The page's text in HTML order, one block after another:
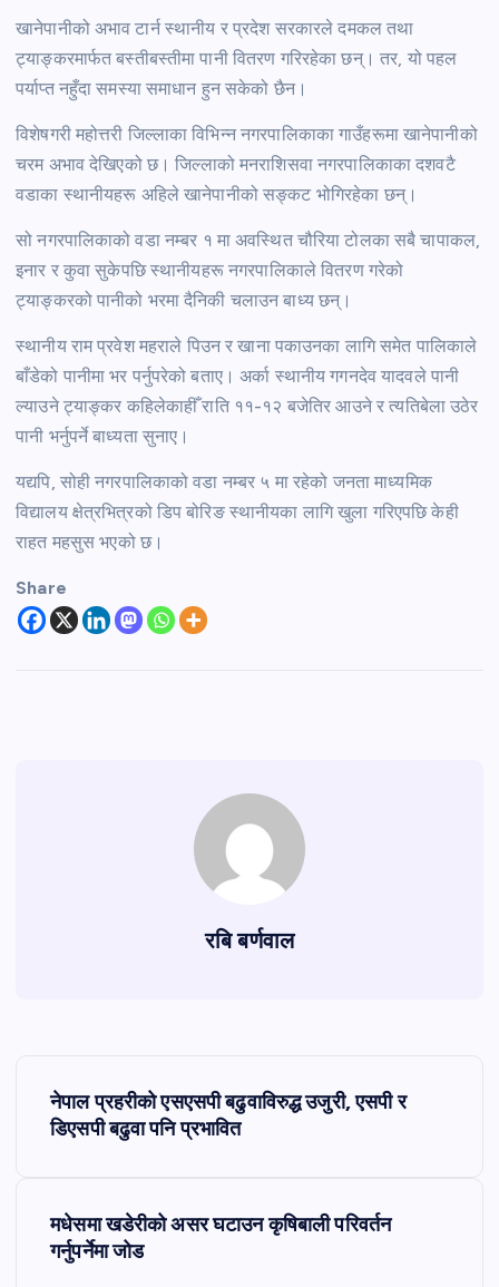
खानेपानीको अभाव टार्न स्थानीय र प्रदेश सरकारले दमकल तथा
ट्याङ्करमार्फत बस्तीबस्तीमा पानी वितरण गरिरहेका छन्। तर, यो पहल
पर्याप्त नहुँदा समस्या समाधान हुन सकेको छैन।
विशेषगरी महोत्तरी जिल्लाका विभिन्न नगरपालिकाका गाउँहरूमा खानेपानीको
चरम अभाव देखिएको छ। जिल्लाको मनराशिसवा नगरपालिकाका दशवटै
वडाका स्थानीयहरू अहिले खानेपानीको सङ्कट भोगिरहेका छन्।
सो नगरपालिकाको वडा नम्बर १ मा अवस्थित चौरिया टोलका सबै चापाकल,
इनार र कुवा सुकेपछि स्थानीयहरू नगरपालिकाले वितरण गरेको
ट्याङ्करको पानीको भरमा दैनिकी चलाउन बाध्य छन्।
स्थानीय राम प्रवेश महराले पिउन र खाना पकाउनका लागि समेत पालिकाले
बाँडेको पानीमा भर पर्नुपरेको बताए। अर्का स्थानीय गगनदेव यादवले पानी
ल्याउने ट्याङ्कर कहिलेकाहीँ राति ११-१२ बजेतिर आउने र त्यतिबेला उठेर
पानी भर्नुपर्ने बाध्यता सुनाए।
यद्यपि, सोही नगरपालिकाको वडा नम्बर ५ मा रहेको जनता माध्यमिक
विद्यालय क्षेत्रभित्रको डिप बोरिङ स्थानीयका लागि खुला गरिएपछि केही
राहत महसुस भएको छ।
Share
रबि बर्णवाल
नेपाल प्रहरीको एसएसपी बढुवाविरुद्ध उजुरी, एसपी र
डिएसपी बढुवा पनि प्रभावित
मधेसमा खडेरीको असर घटाउन कृषिबाली परिवर्तन
गर्नुपर्नेमा जोड